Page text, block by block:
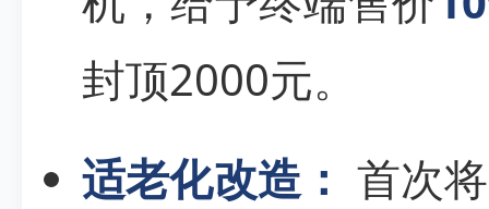
封顶2000元。
适老化改造： 首次